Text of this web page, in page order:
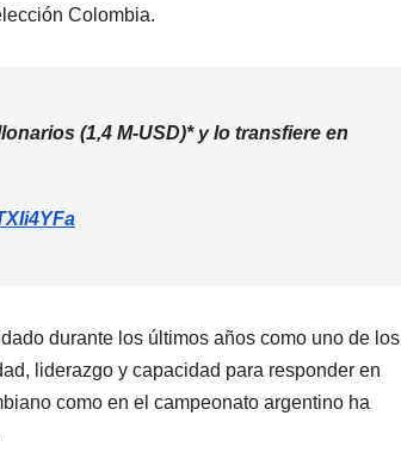
Colombia.
(1,4 M-USD)* y lo transfiere en
durante los últimos años como uno de los
liderazgo y capacidad para responder en
como en el campeonato argentino ha